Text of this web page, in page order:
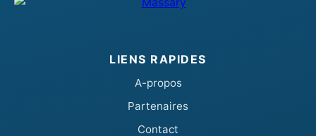
LIENS RAPIDES
A-propos
Partenaires
Contact